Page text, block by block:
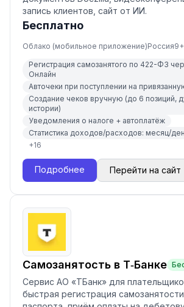
запись клиентов, сайт от ИИ.
Бесплатно
Облако (мобильное приложение)Россия9
Регистрация самозанятого по 422-ФЗ
Онлайн
Авточеки при поступлении на
Создание чеков вручную (до 6 позиций,
истории)
Уведомления о налоге + автоплатёж
Статистика доходов/расходов: месяц/
+16
Подробнее Перейти на сайт
Самозанятость в Т‑Банке
Сервис АО «ТБанк» для
быстрая регистрация